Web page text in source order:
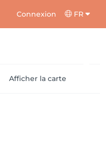
Connexion FR
Afficher la carte